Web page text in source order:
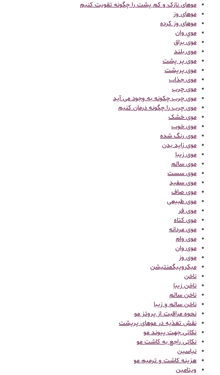
موهای نازک و کم پشت را چگونه تقویت کنیم
موهای وز
موهای وز کرده
موي وان
موی براق
موی بلند
موی پر پشت
موی پرپشت
موی جذاب
موی چرب
موی چرب چکونه به وجود می آید
موی چرب را چگونه درمان کنیم
موی خشک
موی خوب
موی رنگ شده
موی زاید بدن
موی زیبا
موی سالم
موی سست
موی سفید
موی صاف
موی طبیعی
موی فر
موی کتاه
موی مردانه
موی وام
موی وان
موی وز
میکروپیگمنتیشن
ناخن
ناخن زیبا
ناخن سالم
ناخن سالم و زیبا
نحوه مراقبت از پروتز مو
نقش تغذیه در موهای پرپشت
نکاتی جهت پیوند مو
نکاتی راجع به کاشت مو
نیاسین
هزینه کاشت و ترمیم مو
ویتامین